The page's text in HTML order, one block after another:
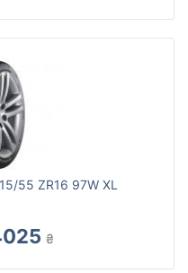
55 ZR16 97W XL
₴